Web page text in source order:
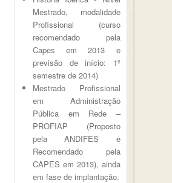
Mestrado, modalidade
Profissional (curso
recomendado pela
Capes em 2013 e
previsão de início: 1º
semestre de 2014)
Mestrado Profissional
em Administração
Pública em Rede –
PROFIAP (Proposto
pela ANDIFES e
Recomendado pela
CAPES em 2013), ainda
em fase de implantação.